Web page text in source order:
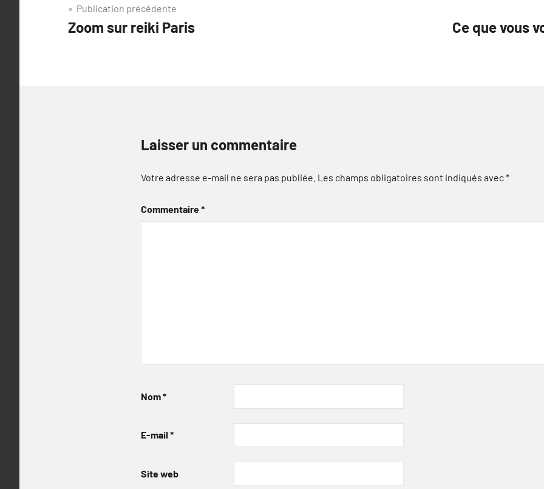
Navigation
de
Publication précédente
Zoom sur reiki Paris Ce que vous
Laisser un commentaire
Votre adresse e-mail ne sera pas publiée. Les champs obligatoires sont indiqués avec*
Commentaire*
Nom*
E-mail *
Site web